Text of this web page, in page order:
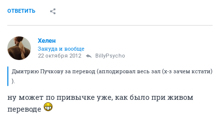
ОТВЕТИТЬ
Хелен
Зануда и вообще
22 октября 2012 BillyPsycho
Дмитрию Пучкову за перевод (аплодировал весь зал (х-з зачем кстати)
).
ну может по привычке уже, как было при живом
переводе